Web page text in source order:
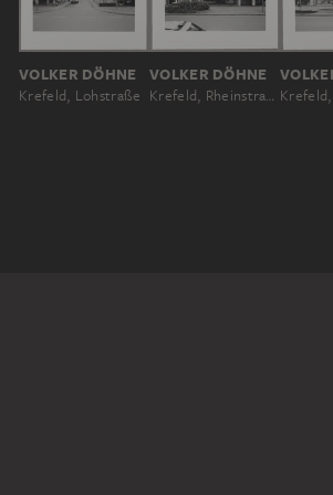
VOLKER DÖHNE
Krefeld, Lohstraße
VOLKER DÖHNE
Krefeld, Rheinstraße 92